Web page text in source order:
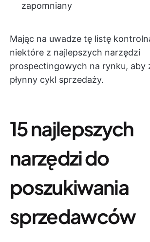
zapomniany
Mając na uwadze tę listę
niektóre z najlepszych narzędzi
prospectingowych na rynku, aby
płynny cykl sprzedaży.
15 najlepszych
narzędzi do
poszukiwania
sprzedawców